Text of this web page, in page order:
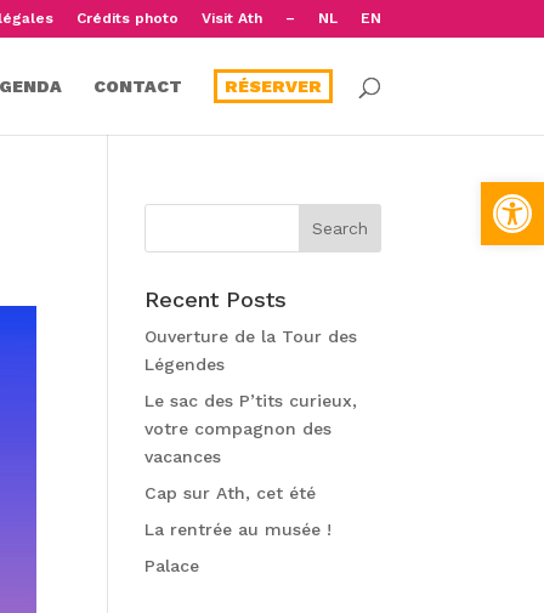
Crédits photo Visit Ath – NL EN
CONTACT RÉSERVER
Recent Posts
Ouverture de la Tour des
Légendes
Le sac des P’tits curieux,
votre compagnon des
vacances
Cap sur Ath, cet été
La rentrée au musée !
Palace